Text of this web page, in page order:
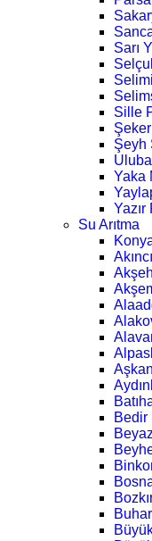
Sarı
Sille
Şeyh
Yaka
Su Arıtma
Bedir